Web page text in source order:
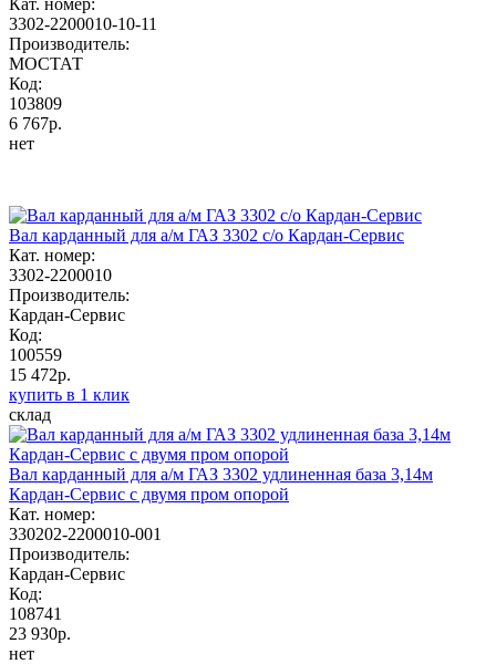
3302-2200010-10-11
Производитель:
МОСТАТ
Код:
103809
6 767р.
нет
Вал карданный для а/м ГАЗ 3302 с/о Кардан-Сервис
Кат. номер:
3302-2200010
Производитель:
Кардан-Сервис
Код:
100559
15 472р.
купить в 1 клик
склад
Вал карданный для а/м ГАЗ 3302 удлиненная база 3,14м
Кардан-Сервис с двумя пром опорой
Кат. номер:
330202-2200010-001
Производитель:
Кардан-Сервис
Код:
108741
23 930р.
нет